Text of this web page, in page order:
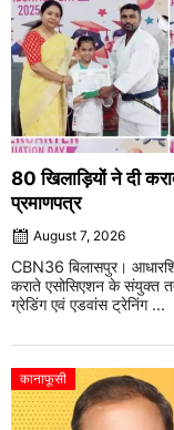
80 खिलाड़ियों ने दी
प्रमाणपत्र
August 7, 2026
CBN36 बिलासपुर।
कराते एसोसिएशन के संयुक्त
ग्रेडिंग एवं एडवांस ट्रेनिंग ...
कानाफूसी